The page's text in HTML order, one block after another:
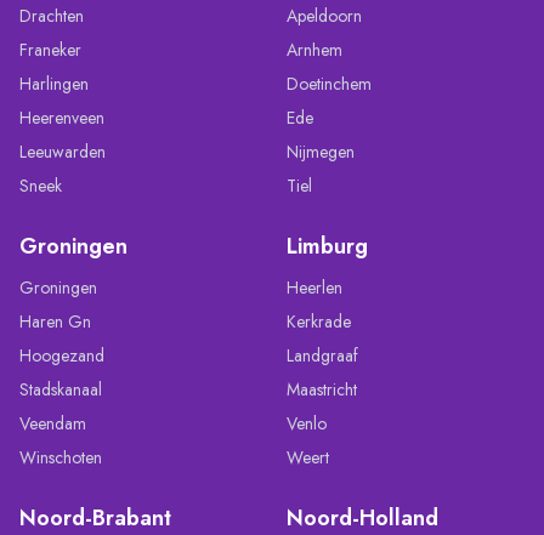
Drachten
Franeker
Harlingen
Heerenveen
Leeuwarden
Sneek
Apeldoorn
Arnhem
Doetinchem
Ede
Nijmegen
Tiel
Groningen
Groningen
Haren Gn
Hoogezand
Stadskanaal
Veendam
Winschoten
Limburg
Heerlen
Kerkrade
Landgraaf
Maastricht
Venlo
Weert
Noord-Brabant Noord-Holland